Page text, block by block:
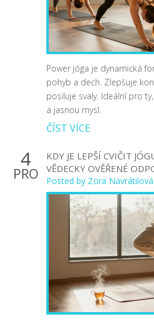
Power jóga je dynamická
pohyb a dech. Zlepšuje
posiluje svaly. Ideální pro
a jasnou mysl.
ČÍST VÍCE
4
PRO
KDY JE LEPŠÍ CVIČIT
VĚDECKY OVĚŘENÉ
Posted by Zora Navrátilová